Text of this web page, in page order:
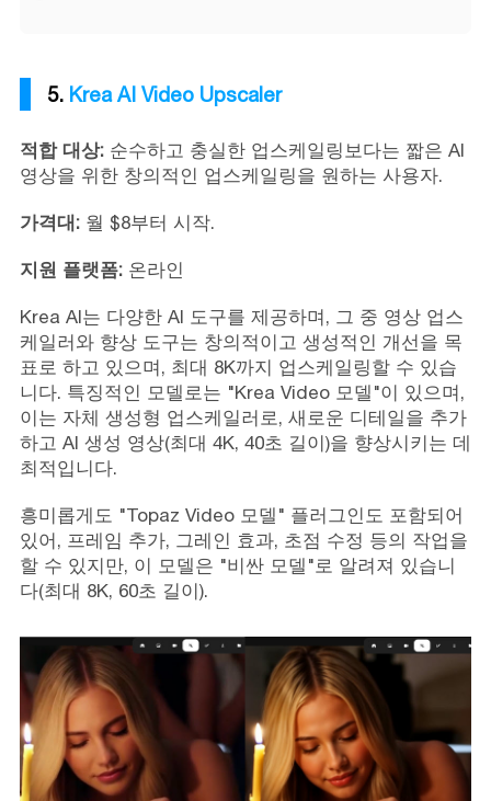
5. Krea AI Video Upscaler
적합 대상:순수하고 충실한 업스케일링보다는 짧은 AI
영상을 위한 창의적인 업스케일링을 원하는 사용자.
가격대:월 $8부터 시작.
지원 플랫폼:온라인
Krea AI는 다양한 AI 도구를 제공하며, 그 중 영상 업스
케일러와 향상 도구는 창의적이고 생성적인 개선을 목
표로 하고 있으며, 최대 8K까지 업스케일링할 수 있습
니다. 특징적인 모델로는 "Krea Video 모델"이 있으며,
이는 자체 생성형 업스케일러로, 새로운 디테일을 추가
하고 AI 생성 영상(최대 4K, 40초 길이)을 향상시키는 데
최적입니다.
흥미롭게도 "Topaz Video 모델" 플러그인도 포함되어
있어, 프레임 추가, 그레인 효과, 초점 수정 등의 작업을
할 수 있지만, 이 모델은 "비싼 모델"로 알려져 있습니
다(최대 8K, 60초 길이).